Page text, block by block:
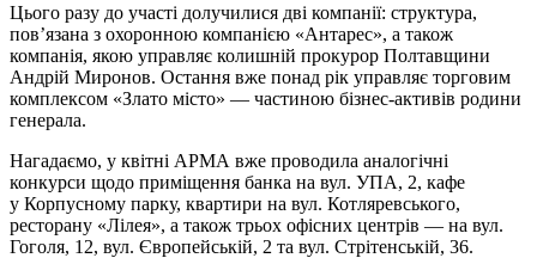
Цього разу до участі долучилися дві компанії: структура,
пов’язана з охоронною компанією «Антарес», а також
компанія, якою управляє колишній прокурор Полтавщини
Андрій Миронов. Остання вже понад рік управляє торговим
комплексом «Злато місто» — частиною бізнес-активів родини
генерала.
Нагадаємо, у квітні АРМА вже проводила аналогічні
конкурси щодо приміщення банка на вул. УПА, 2, кафе
у Корпусному парку, квартири на вул. Котляревського,
ресторану «Лілея», а також трьох офісних центрів — на вул.
Гоголя, 12, вул. Європейській, 2 та вул. Стрітенській, 36.